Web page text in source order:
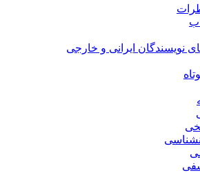
نویسندگان ایرانی و خارجی